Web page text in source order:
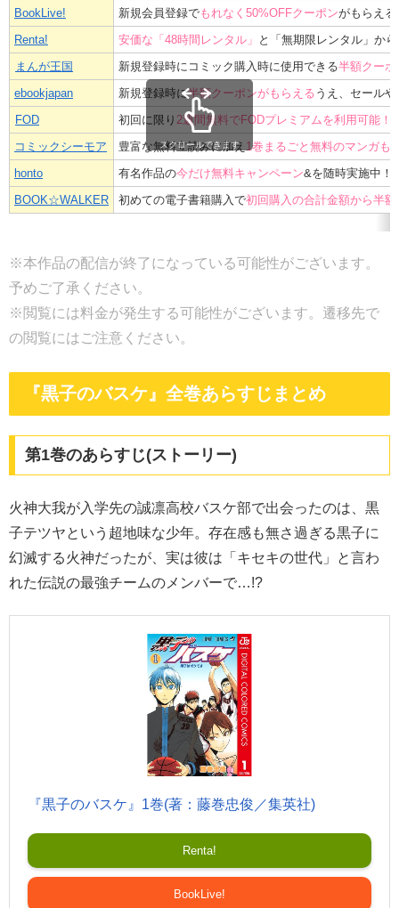
BookLive!
新規会員登録でもれなく50%OFFクーポンがもらえる
Renta!
安価な「48時間レンタル」 と「無期限レンタル」か
まんが王国
新規登録時にコミック購入時に使用できる半額クー
ebookjapan
新規登録時に半額クーポンがもらえる うえ、セール
FOD
初回に限り 2週間無料でFODプレミアムを利用可能！
コミックシーモア
豊富な無料立読みに加え 1巻まるごと無料のマンガも
honto
有名作品の今だけ無料キャンペーン&を随時実施中！
BOOK☆WALKER
初めての電子書籍購入で初回購入の合計金額から半額
スクロールできます
※本作品の配信が終了になっている可能性がございます。
予めご了承ください。
※閲覧には料金が発生する可能性がございます。遷移先で
の閲覧にはご注意ください。
『黒子のバスケ』全巻あらすじまとめ
第1巻のあらすじ(ストーリー)
火神大我が入学先の誠凛高校バスケ部で出会ったのは、黒
子テツヤという超地味な少年。存在感も無さ過ぎる黒子に
幻滅する火神だったが、実は彼は「キセキの世代」と言わ
れた伝説の最強チームのメンバーで…!?
『黒子のバスケ』1巻(著：藤巻忠俊／集英社)
Renta!
BookLive!